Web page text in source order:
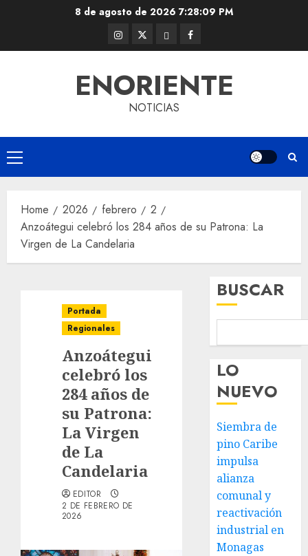
8 de agosto de 20267:28:10 PM
Instagram
@EnOriente
Twitter
(X)
ThreadsFacebook
ENORIENTE
NOTICIAS
Primary
Menu
Home 2026 febrero
2
Anzoátegui celebró los 284 años de su Patrona: La
Virgen de La Candelaria
Portada
Regionales
Anzoátegui
celebró los
284 años de
su Patrona:
La Virgen
de La
Candelaria
EDITOR
2 DE FEBRERO DE
2026
BUSCAR
LO
NUEVO
Siembra de
pino Caribe
impulsa
alianza
comunal y
reactivación
industrial en
Monagas